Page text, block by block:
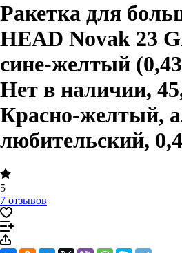
Ракетка для
HEAD Novak 23
cине-желтый
Нет в наличии,
Красно-желтый,
любительский,
5
7 отзывов